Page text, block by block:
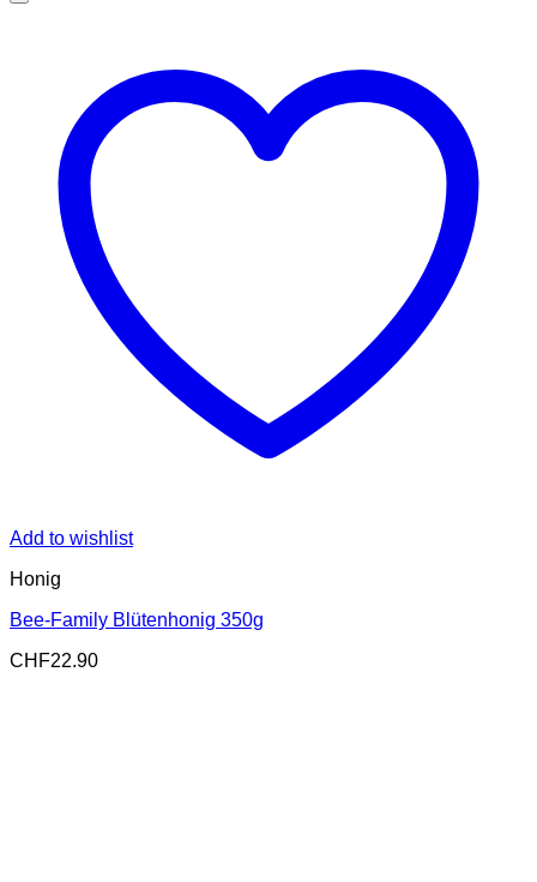
Add to wishlist
Honig
Bee-Family Blütenhonig 350g
CHF22.90